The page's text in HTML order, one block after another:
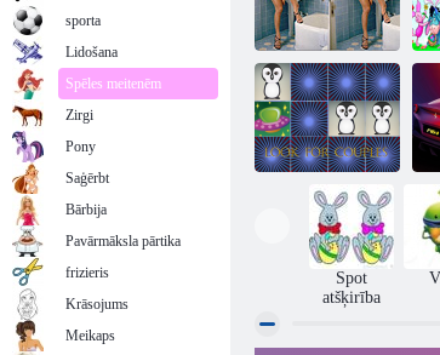
Slavenība foto
Meklēt pāri
Spot
atšķirība
sporta
Lidošana
Spēles meitenēm
Zirgi
Pony
Saģērbt
Bārbija
Pavārmāksla pārtika
frizieris
Krāsojums
Meikaps